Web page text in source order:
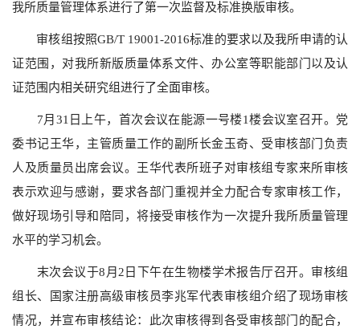
我所质量管理体系进行了第一次监督及标准换版审核。
审核组按照GB/T 19001-2016标准的要求以及我所申请的认
证范围，对我所新版质量体系文件、办公室等职能部门以及认
证范围内相关研究组进行了全面审核。
7月 31 日上午，首次会议在能源一号楼1楼会议室召开。党
委书记王华，主管质量工作的副所长金玉奇、受审核部门负责
人及质量员出席会议。王华代表所班子对审核组专家来所审核
表示欢迎与感谢，要求各部门重视并全力配合专家审核工作，
做好现场引导和陪同，将接受审核作为一次提升我所质量管理
水平的学习机会。
末次会议于8 月 2 日下午在生物楼学术报告厅召开。审核组
组长、国家注册高级审核员李兆军代表审核组介绍了现场审核
情况，并宣布审核结论：此次审核得到各受审核部门的配合，